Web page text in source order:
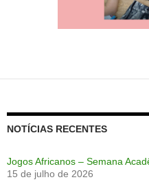
NOTÍCIAS RECENTES
Jogos Africanos – Semana
15 de julho de 2026